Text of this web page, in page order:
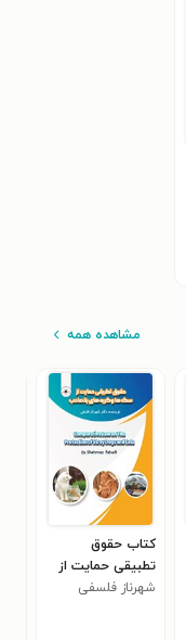
مشاهده همه
کتاب حقوق
تطبیقی حمایت از
سگ ها و گربه های
شهرناز فلسفی